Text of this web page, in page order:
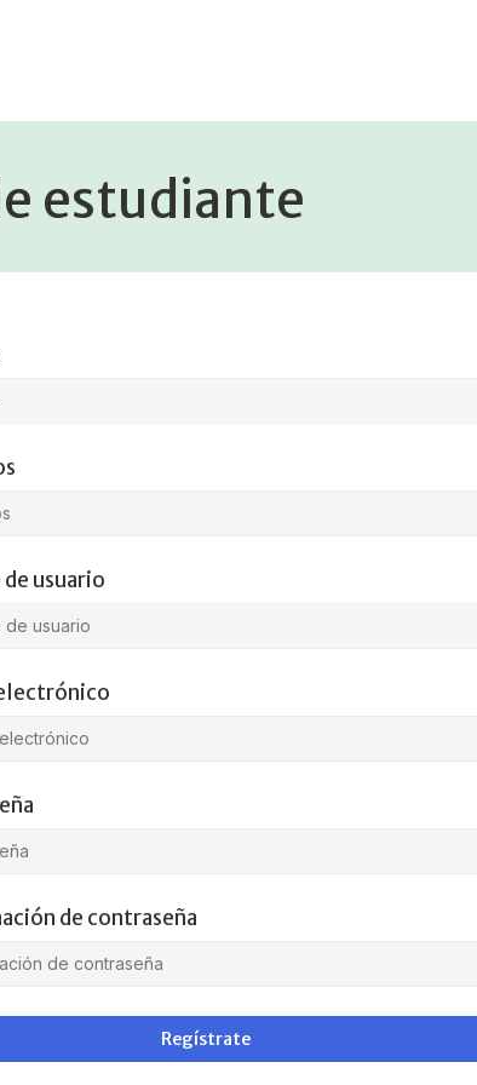
estudiante
usuario
de contraseña
Regístrate